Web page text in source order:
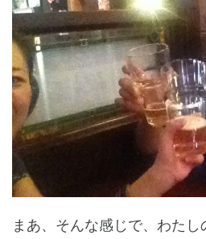
まあ、そんな感じで、わた